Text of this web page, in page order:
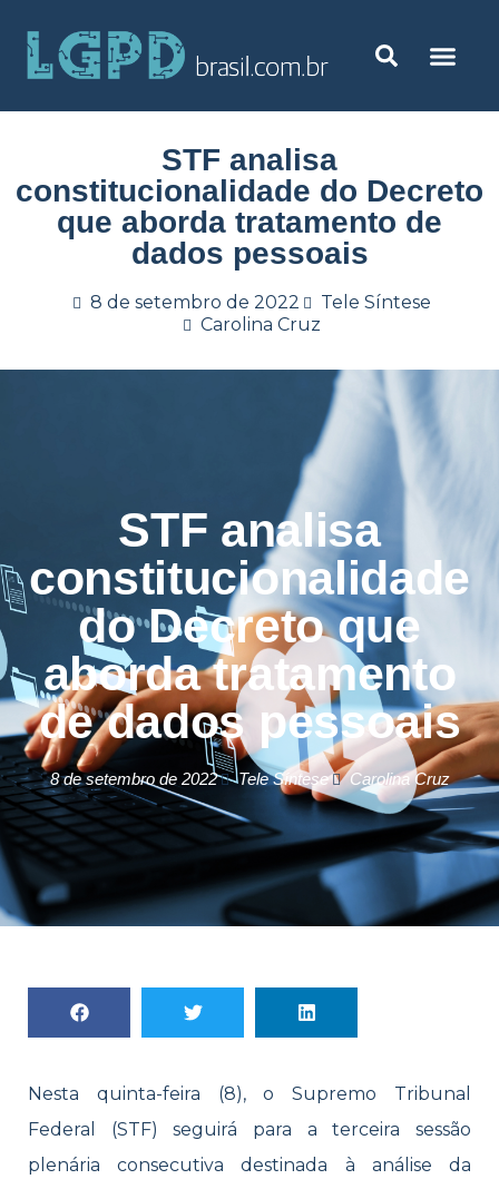
STF analisa
constitucionalidade do Decreto
que aborda tratamento de
dados pessoais
8 de setembro de 2022
Tele Síntese
Carolina Cruz
STF analisa
constitucionalidade
do Decreto que
aborda tratamento
de dados pessoais
8 de setembro de 2022 Tele Síntese Carolina Cruz
Nesta quinta-feira (8), o Supremo Tribunal
Federal (STF) seguirá para a terceira sessão
plenária consecutiva destinada à análise da